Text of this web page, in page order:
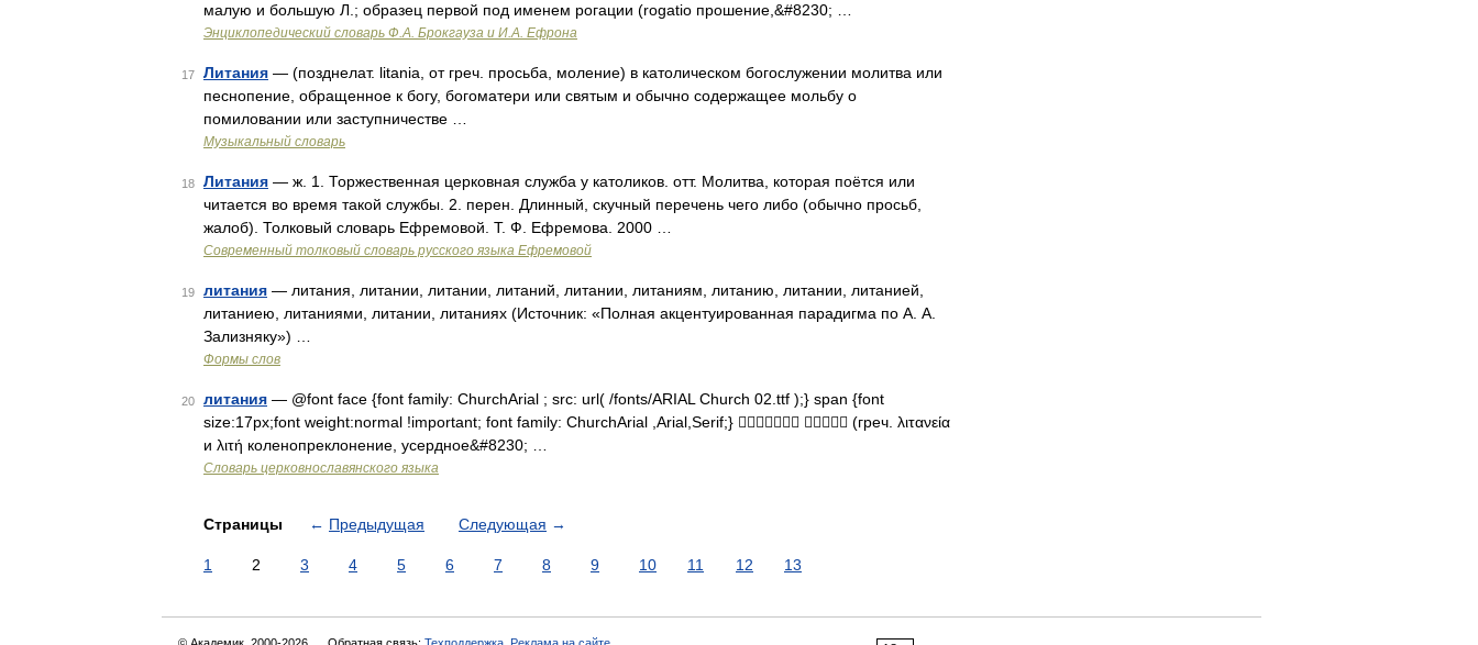
малую и большую Л.; образец первой под именем рогации (rogatio прошение,&#8230; …
Энциклопедический словарь Ф.А. Брокгауза и И.А. Ефрона
17 Литания — (позднелат. litania, от греч. просьба, моление) в католическом богослужении молитва или
песнопение, обращенное к богу, богоматери или святым и обычно содержащее мольбу о
помиловании или заступничестве …
Музыкальный словарь
18 Литания — ж. 1. Торжественная церковная служба у католиков. отт. Молитва, которая поётся или
читается во время такой службы. 2. перен. Длинный, скучный перечень чего либо (обычно просьб,
жалоб). Толковый словарь Ефремовой. Т. Ф. Ефремова. 2000 …
Современный толковый словарь русского языка Ефремовой
19 литания — литания, литании, литании, литаний, литании, литаниям, литанию, литании, литанией,
литаниею, литаниями, литании, литаниях (Источник: «Полная акцентуированная парадигма по А. А.
Зализняку») …
Формы слов
20 литания — @font face {font family: ChurchArial ; src: url( /fonts/ARIAL Church 02.ttf );} span {font
size:17px;font weight:normal !important; font family: ChurchArial ,Arial,Serif;}   (греч. λιτανεία
и λιτή коленопреклонение, усердное&#8230; …
Словарь церковнославянского языка
Страницы ← Предыдущая Следующая →
1 2 3 4 5 6 7 8 9 10 11 12 13